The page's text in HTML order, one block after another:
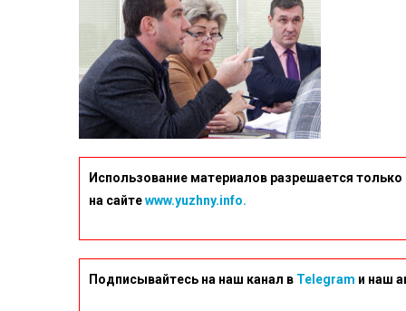
Использование материалов разрешается
на сайтеwww.yuzhny.info.
Подписывайтесь на наш канал в Telegram и наш